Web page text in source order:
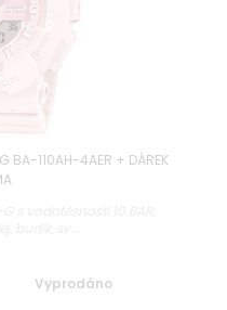
110AH-4AER + DÁREK
Vyprodáno